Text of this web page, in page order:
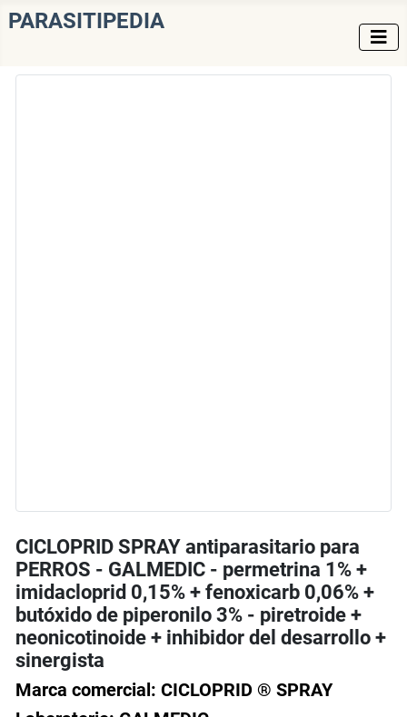
PARASITIPEDIA
CICLOPRID SPRAY antiparasitario para
PERROS - GALMEDIC - permetrina 1% +
imidacloprid 0,15% + fenoxicarb 0,06% +
butóxido de piperonilo 3% - piretroide +
neonicotinoide + inhibidor del desarrollo +
sinergista
Marca comercial: CICLOPRID ® SPRAY